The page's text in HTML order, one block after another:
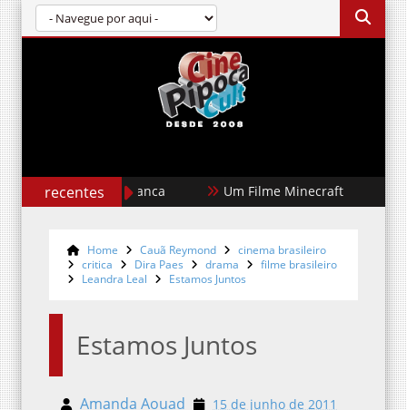
recentes Um Filme Minecraft Garota
Home Cauã Reymond
cinema brasileiro
critica
Dira Paes drama
filme brasileiro
Leandra Leal
Estamos Juntos
Estamos Juntos
Amanda Aouad 15 de junho de 2011